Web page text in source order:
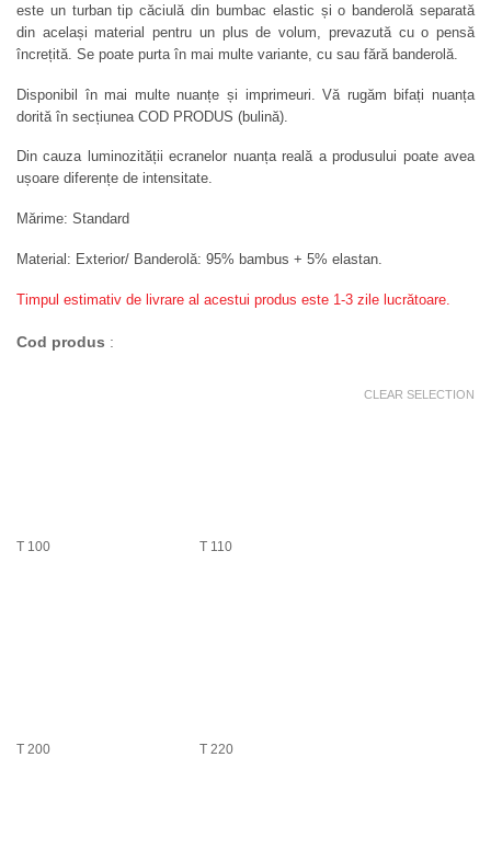
este un turban tip căciulă din bumbac elastic și o banderolă separată
din același material pentru un plus de volum, prevazută cu o pensă
încrețită. Se poate purta în mai multe variante, cu sau fără banderolă.
Disponibil în mai multe nuanțe și imprimeuri. Vă rugăm bifați nuanța
dorită în secțiunea COD PRODUS (bulină).
Din cauza luminozității ecranelor nuanța reală a produsului poate avea
ușoare diferențe de intensitate.
Mărime: Standard
Material: Exterior/ Banderolă: 95% bambus + 5% elastan.
Timpul estimativ de livrare al acestui produs este 1-3 zile lucrătoare.
Cod produs :
T 100 T 110
T 200 T 220
CLEAR SELECTION